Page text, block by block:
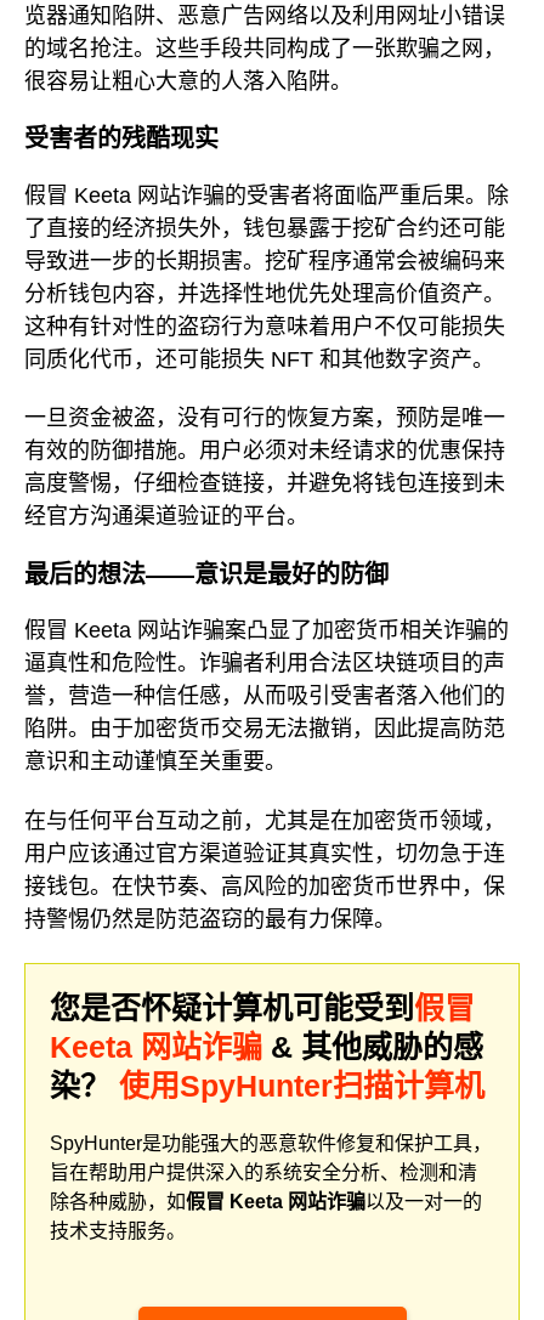
览器通知陷阱、恶意广告网络以及利用网址小错误
的域名抢注。这些手段共同构成了一张欺骗之网，
很容易让粗心大意的人落入陷阱。
受害者的残酷现实
假冒 Keeta 网站诈骗的受害者将面临严重后果。除
了直接的经济损失外，钱包暴露于挖矿合约还可能
导致进一步的长期损害。挖矿程序通常会被编码来
分析钱包内容，并选择性地优先处理高价值资产。
这种有针对性的盗窃行为意味着用户不仅可能损失
同质化代币，还可能损失 NFT 和其他数字资产。
一旦资金被盗，没有可行的恢复方案，预防是唯一
有效的防御措施。用户必须对未经请求的优惠保持
高度警惕，仔细检查链接，并避免将钱包连接到未
经官方沟通渠道验证的平台。
最后的想法——意识是最好的防御
假冒 Keeta 网站诈骗案凸显了加密货币相关诈骗的
逼真性和危险性。诈骗者利用合法区块链项目的声
誉，营造一种信任感，从而吸引受害者落入他们的
陷阱。由于加密货币交易无法撤销，因此提高防范
意识和主动谨慎至关重要。
在与任何平台互动之前，尤其是在加密货币领域，
用户应该通过官方渠道验证其真实性，切勿急于连
接钱包。在快节奏、高风险的加密货币世界中，保
持警惕仍然是防范盗窃的最有力保障。
您是否怀疑计算机可能受到 假冒
Keeta 网站诈骗 & 其他威胁的感
染？ 使用SpyHunter扫描计算机
SpyHunter是功能强大的恶意软件修复和保护工具，
旨在帮助用户提供深入的系统安全分析、检测和清
除各种威胁，如假冒 Keeta 网站诈骗以及一对一的
技术支持服务。